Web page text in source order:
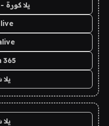
يلا كورة - yallakora
365